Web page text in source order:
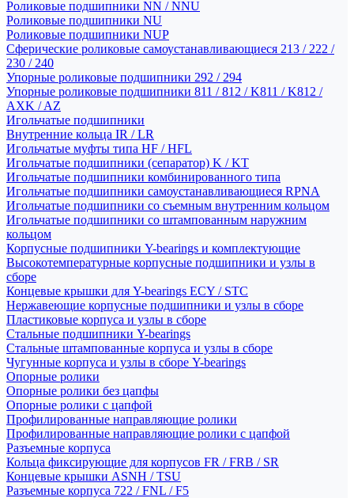
Роликовые подшипники NN / NNU
Роликовые подшипники NU
Роликовые подшипники NUP
Сферические роликовые самоустанавливающиеся 213 / 222 /
230 / 240
Упорные роликовые подшипники 292 / 294
Упорные роликовые подшипники 811 / 812 / K811 / K812 /
AXK / AZ
Игольчатые подшипники
Внутренние кольца IR / LR
Игольчатые муфты типа HF / HFL
Игольчатые подшипники (сепаратор) K / KT
Игольчатые подшипники комбинированного типа
Игольчатые подшипники самоустанавливающиеся RPNA
Игольчатые подшипники со съемным внутренним кольцом
Игольчатые подшипники со штампованным наружним
кольцом
Корпусные подшипники Y-bearings и комплектующие
Высокотемпературные корпусные подшипники и узлы в
сборе
Концевые крышки для Y-bearings ECY / STC
Нержавеющие корпусные подшипники и узлы в сборе
Пластиковые корпуса и узлы в сборе
Стальные подшипники Y-bearings
Стальные штампованные корпуса и узлы в сборе
Чугунные корпуса и узлы в сборе Y-bearings
Опорные ролики
Опорные ролики без цапфы
Опорные ролики с цапфой
Профилированные направляющие ролики
Профилированные направляющие ролики с цапфой
Разъемные корпуса
Кольца фиксирующие для корпусов FR / FRB / SR
Концевые крышки ASNH / TSU
Разъемные корпуса 722 / FNL / F5